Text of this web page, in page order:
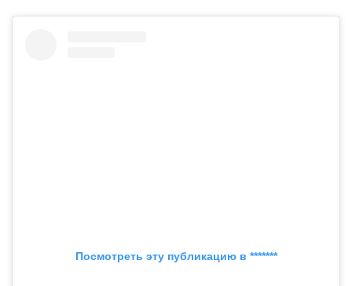
Посмотреть эту публикацию в *******